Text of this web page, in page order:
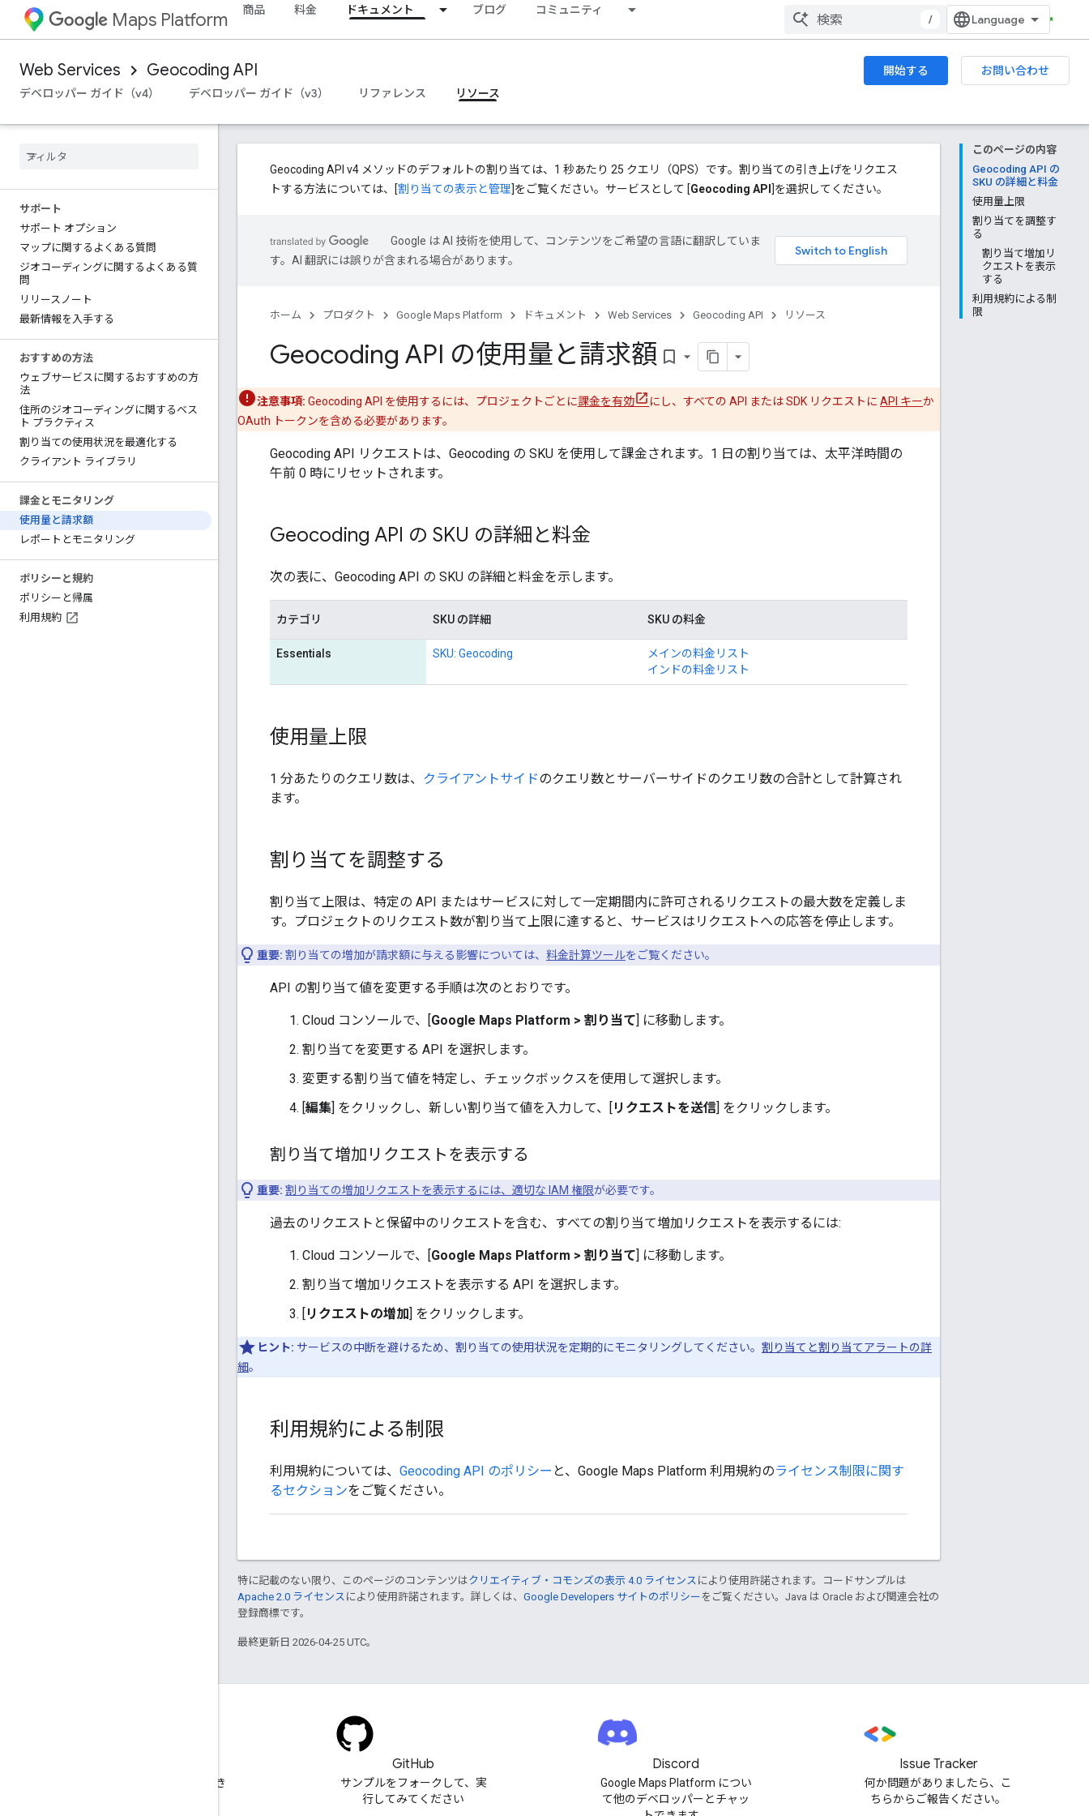
Maps Platform 商品 料金 ドキュメント ブログ コミュニティ
/
Web Services Geocoding API 開始する
お問い合わせ
デベロッパー ガイド（v4）
デベロッパー ガイド（v3） リファレンス リソース
サポート
サポート オプション
マップに関するよくある質問
ジオコーディングに関するよくある質
問
リリースノート
最新情報を入手する
おすすめの方法
ウェブサービスに関するおすすめの方
法
住所のジオコーディングに関するベス
ト プラクティス
割り当ての使用状況を最適化する
クライアント ライブラリ
課金とモニタリング
使用量と請求額
レポートとモニタリング
ポリシーと規約
ポリシーと帰属
利用規約
このページの内容
Geocoding API の
SKU の詳細と料金
使用量上限
割り当てを調整す
る
割り当て増加リ
クエストを表示
する
利用規約による制
限
Geocoding API v4 メソッドのデフォルトの割り当ては、1 秒あたり 25 クエリ（QPS）です。割り当ての引き上げをリクエス
トする方法については、[割り当ての表示と管理]をご覧ください。サービスとして [Geocoding API ]を選択してください。
Google は AI 技術を使用して、コンテンツをご希望の言語に翻訳していま
す。AI 翻訳には誤りが含まれる場合があります。
ホーム プロダクト Google Maps Platform ドキュメント Web Services Geocoding API リソース
Geocoding API の使用量と請求額 bookmark_border
注意事項: Geocoding API を使用するには、プロジェクトごとに課金を有効 にし、すべての API または SDK リクエストに API キーか
OAuth トークンを含める必要があります。
Geocoding API リクエストは、Geocoding の SKU を使用して課金されます。1 日の割り当ては、太平洋時間の
午前 0 時にリセットされます。
Geocoding API の SKU の詳細と料金
次の表に、Geocoding API の SKU の詳細と料金を示します。
カテゴリ SKU の詳細 SKU の料金
Essentials SKU: Geocoding
メインの料金リスト
インドの料金リスト
使用量上限
1 分あたりのクエリ数は、 クライアントサイドのクエリ数とサーバーサイドのクエリ数の合計として計算され
ます。
割り当てを調整する
割り当て上限は、特定の API またはサービスに対して一定期間内に許可されるリクエストの最大数を定義しま
す。プロジェクトのリクエスト数が割り当て上限に達すると、サービスはリクエストへの応答を停止します。
重要: 割り当ての増加が請求額に与える影響については、 料金計算ツールをご覧ください。
API の割り当て値を変更する手順は次のとおりです。
Cloud コンソールで、[Google Maps Platform > 割り当て] に移動します。
割り当てを変更する API を選択します。
変更する割り当て値を特定し、チェックボックスを使用して選択します。
[編集] をクリックし、新しい割り当て値を入力して、[リクエストを送信] をクリックします。
割り当て増加リクエストを表示する
重要: 割り当ての増加リクエストを表示するには、適切な IAM 権限が必要です。
過去のリクエストと保留中のリクエストを含む、すべての割り当て増加リクエストを表示するには:
Cloud コンソールで、[Google Maps Platform > 割り当て] に移動します。
割り当て増加リクエストを表示する API を選択します。
[リクエストの増加] をクリックします。
ヒント: サービスの中断を避けるため、割り当ての使用状況を定期的にモニタリングしてください。 割り当てと割り当てアラートの詳
細。
利用規約による制限
利用規約については、 Geocoding API のポリシー と、Google Maps Platform 利用規約のライセンス制限に関す
るセクションをご覧ください。
特に記載のない限り、このページのコンテンツはクリエイティブ・コモンズの表示 4.0 ライセンス により使用許諾されます。コードサンプルは
Apache 2.0 ライセンス により使用許諾されます。詳しくは、 Google Developers サイトのポリシー をご覧ください。Java は Oracle および関連会社の
登録商標です。
最終更新日 2026-04-25 UTC。
google-maps タグで質問でき
GitHub
サンプルをフォークして、実
行してみてください
Discord
Google Maps Platform につい
て他のデベロッパーとチャッ
Issue Tracker
何か問題がありましたら、こ
ちらからご報告ください。